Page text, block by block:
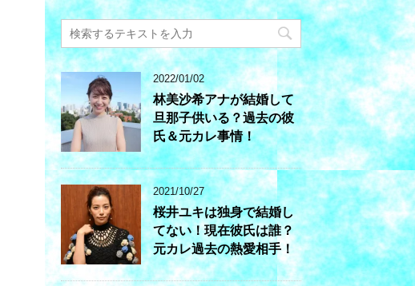
2022/01/02
林美沙希アナが結婚して
旦那子供いる？過去の彼
氏＆元カレ事情！
2021/10/27
桜井ユキは独身で結婚し
てない！現在彼氏は誰？
元カレ過去の熱愛相手！